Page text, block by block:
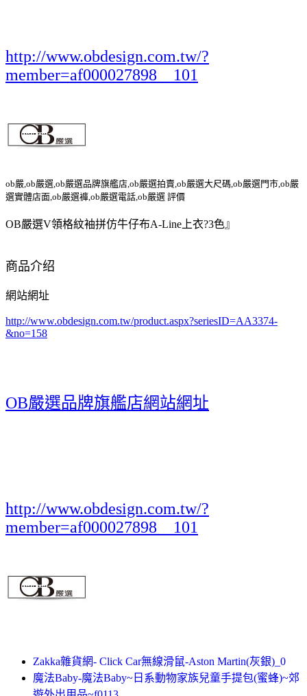
http://www.obdesign.com.tw/?
member=af000027898__101
ob嚴,ob嚴選,ob嚴選品牌旗艦店,ob嚴選拍賣,ob嚴選大尺碼,ob嚴選門市,ob嚴
選實體店面,ob嚴選褲,ob嚴選電話,ob嚴選 評價
OB嚴選V領格紋袖拼仿牛仔布A-Line上衣?3色』
商品介绍
網站網址
http://www.obdesign.com.tw/product.aspx?seriesID=AA3374-
&no=158
OB嚴選品牌旗艦店網站網址
http://www.obdesign.com.tw/?
member=af000027898__101
Zakka雜貨網- Click Car無線滑鼠-Aston Martin(灰銀)_0
魔法Baby-魔法Baby~日系動物家族兒童手提包(蜜蜂)~郊